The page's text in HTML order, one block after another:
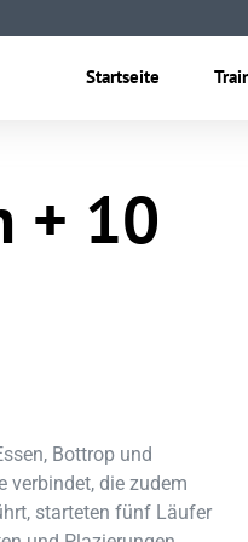
Startseite
+ 10
Bottrop und
verbindet, die zudem
starteten fünf Läufer